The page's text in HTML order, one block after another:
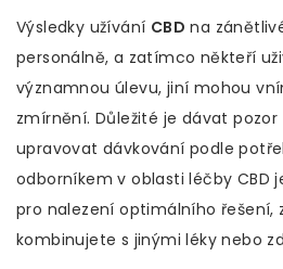
Výsledky užívání CBD na
personálně, a zatímco někteří
významnou úlevu, jiní mohou
zmírnění. Důležité je dávat
upravovat dávkování podle
odborníkem v oblasti léčby CBD
pro nalezení optimálního řešení,
kombinujete s jinými léky nebo